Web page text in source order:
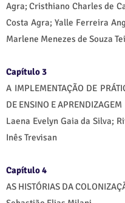
Agra; Cristhiano Charles de
Costa Agra; Yalle Ferreira
Marlene Menezes de Souza
Capítulo 3
A IMPLEMENTAÇÃO DE
DE ENSINO E APRENDIZAGEM
Laena Evelyn Gaia da Silva;
Inês Trevisan
Capítulo 4
AS HISTÓRIAS DA